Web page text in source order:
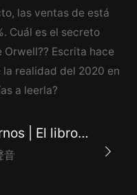
las ventas de está
Cuál es el secreto
Orwell?? Escrita hace
realidad del 2020 en
a leerla?
Clásicos Modernos | El libro de tu vida
音